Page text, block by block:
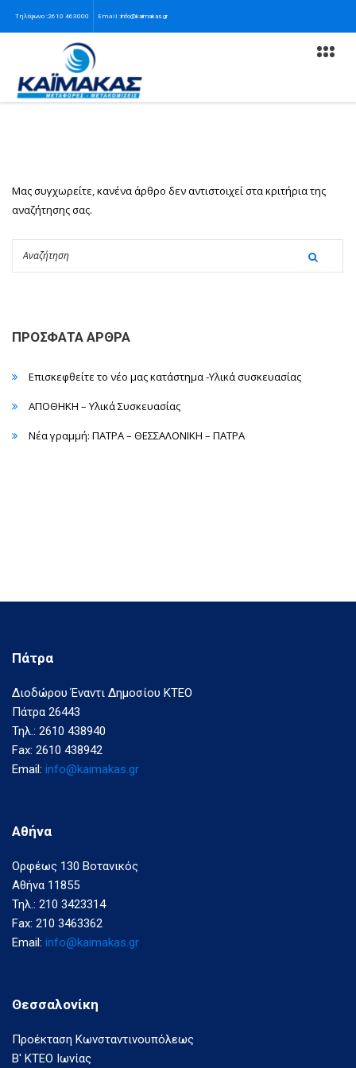
Τηλέφωνο :2610 463000 Email :info@kaimakas.gr
Μας συγχωρείτε, κανένα άρθρο δεν αντιστοιχεί στα κριτήρια της
αναζήτησης σας.
ΠΡΌΣΦΑΤΑ ΆΡΘΡΑ
Επισκεφθείτε το νέο μας κατάστημα -Υλικά συσκευασίας
ΑΠΟΘΗΚΗ – Υλικά Συσκευασίας
Νέα γραμμή: ΠΑΤΡΑ – ΘΕΣΣΑΛΟΝΙΚΗ – ΠΑΤΡΑ
Πάτρα
Διοδώρου Έναντι Δημοσίου ΚΤΕΟ
Πάτρα 26443
Τηλ.: 2610 438940
Fax: 2610 438942
Email: info@kaimakas.gr
Αθήνα
Ορφέως 130 Βοτανικός
Αθήνα 11855
Τηλ.: 210 3423314
Fax: 210 3463362
Email: info@kaimakas.gr
Θεσσαλονίκη
Προέκταση Κωνσταντινουπόλεως
Β' ΚΤΕΟ Ιωνίας